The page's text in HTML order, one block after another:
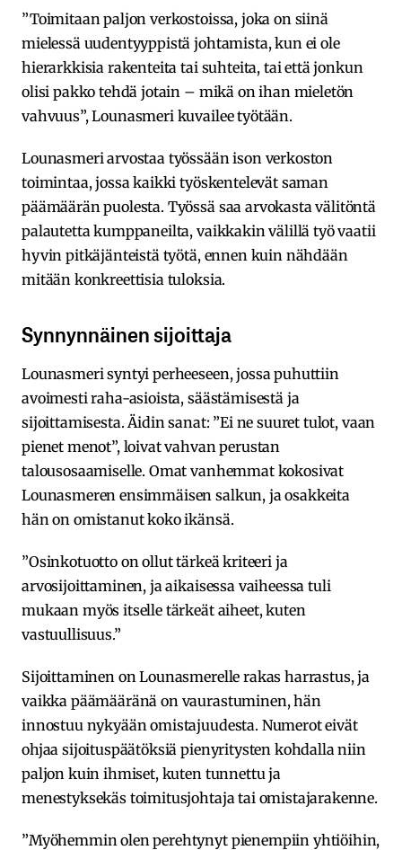
”Toimitaan paljon verkostoissa, joka on siinä
mielessä uudentyyppistä johtamista, kun ei ole
hierarkkisia rakenteita tai suhteita, tai että jonkun
olisi pakko tehdä jotain – mikä on ihan mieletön
vahvuus”, Lounasmeri kuvailee työtään.
Lounasmeri arvostaa työssään ison verkoston
toimintaa, jossa kaikki työskentelevät saman
päämäärän puolesta. Työssä saa arvokasta välitöntä
palautetta kumppaneilta, vaikkakin välillä työ vaatii
hyvin pitkäjänteistä työtä, ennen kuin nähdään
mitään konkreettisia tuloksia.
Synnynnäinen sijoittaja
Lounasmeri syntyi perheeseen, jossa puhuttiin
avoimesti raha-asioista, säästämisestä ja
sijoittamisesta. Äidin sanat: ”Ei ne suuret tulot, vaan
pienet menot”, loivat vahvan perustan
talousosaamiselle. Omat vanhemmat kokosivat
Lounasmeren ensimmäisen salkun, ja osakkeita
hän on omistanut koko ikänsä.
”Osinkotuotto on ollut tärkeä kriteeri ja
arvosijoittaminen, ja aikaisessa vaiheessa tuli
mukaan myös itselle tärkeät aiheet, kuten
vastuullisuus.”
Sijoittaminen on Lounasmerelle rakas harrastus, ja
vaikka päämääränä on vaurastuminen, hän
innostuu nykyään omistajuudesta. Numerot eivät
ohjaa sijoituspäätöksiä pienyritysten kohdalla niin
paljon kuin ihmiset, kuten tunnettu ja
menestyksekäs toimitusjohtaja tai omistajarakenne.
”Myöhemmin olen perehtynyt pienempiin yhtiöihin,